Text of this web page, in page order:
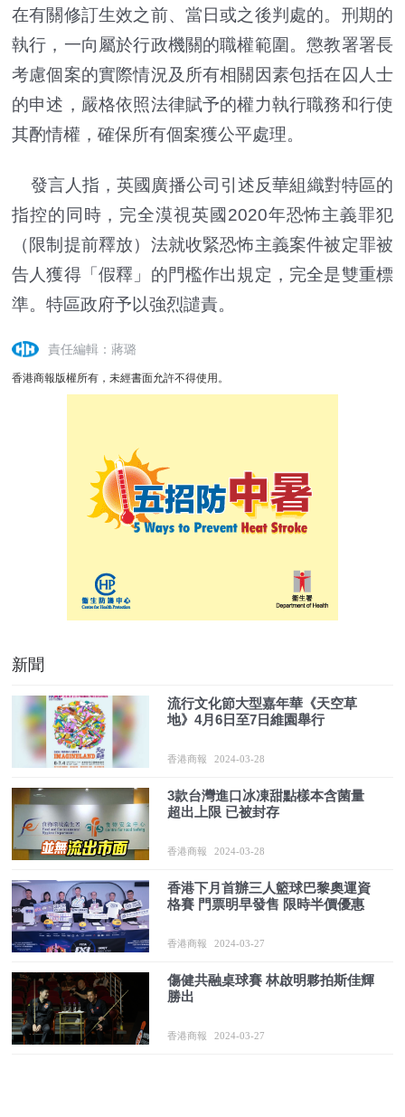
在有關修訂生效之前、當日或之後判處的。刑期的
執行，一向屬於行政機關的職權範圍。懲教署署長
考慮個案的實際情況及所有相關因素包括在囚人士
的申述，嚴格依照法律賦予的權力執行職務和行使
其酌情權，確保所有個案獲公平處理。
發言人指，英國廣播公司引述反華組織對特區的
指控的同時，完全漠視英國2020年恐怖主義罪犯
（限制提前釋放）法就收緊恐怖主義案件被定罪被
告人獲得「假釋」的門檻作出規定，完全是雙重標
準。特區政府予以強烈譴責。
責任編輯：蔣璐
香港商報版權所有，未經書面允許不得使用。
新聞
流行文化節大型嘉年華《天空草
地》4月6日至7日維園舉行
香港商報 2024-03-28
3款台灣進口冰凍甜點樣本含菌量
超出上限 已被封存
香港商報 2024-03-28
香港下月首辦三人籃球巴黎奧運資
格賽 門票明早發售 限時半價優惠
香港商報 2024-03-27
傷健共融桌球賽 林啟明夥拍斯佳輝
勝出
香港商報 2024-03-27